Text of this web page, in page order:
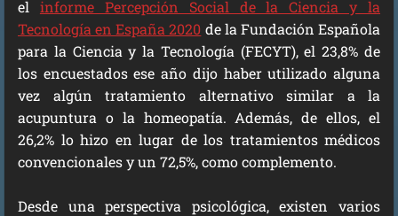
el informe Percepción Social de la Ciencia y la
Tecnología en España 2020 de la Fundación Española
para la Ciencia y la Tecnología (FECYT), el 23,8% de
los encuestados ese año dijo haber utilizado alguna
vez algún tratamiento alternativo similar a la
acupuntura o la homeopatía. Además, de ellos, el
26,2% lo hizo en lugar de los tratamientos médicos
convencionales y un 72,5%, como complemento.
Desde una perspectiva psicológica, existen varios